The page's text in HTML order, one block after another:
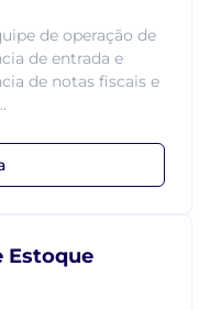
de operação de
de entrada e
de notas fiscais e
Estoque